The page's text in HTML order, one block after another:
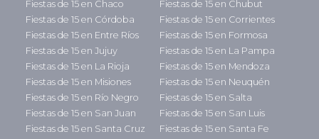
Fiestas de 15 en Chaco
Fiestas de 15 en Chubut
Fiestas de 15 en Córdoba
Fiestas de 15 en Corrientes
Fiestas de 15 en Entre Ríos
Fiestas de 15 en Formosa
Fiestas de 15 en Jujuy
Fiestas de 15 en La Pampa
Fiestas de 15 en La Rioja
Fiestas de 15 en Mendoza
Fiestas de 15 en Misiones
Fiestas de 15 en Neuquén
Fiestas de 15 en Río Negro
Fiestas de 15 en Salta
Fiestas de 15 en San Juan
Fiestas de 15 en San Luis
Fiestas de 15 en Santa Cruz
Fiestas de 15 en Santa Fe